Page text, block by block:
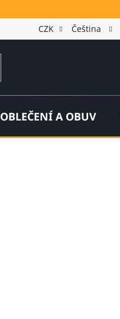
CZK Čeština
OBLEČENÍ A OBUV